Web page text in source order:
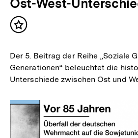
Ost-West-
Inhalt
Der 5. Beitrag der Reihe „Soziale
Generationen“ beleuchtet die
Unterschiede zwischen Ost und